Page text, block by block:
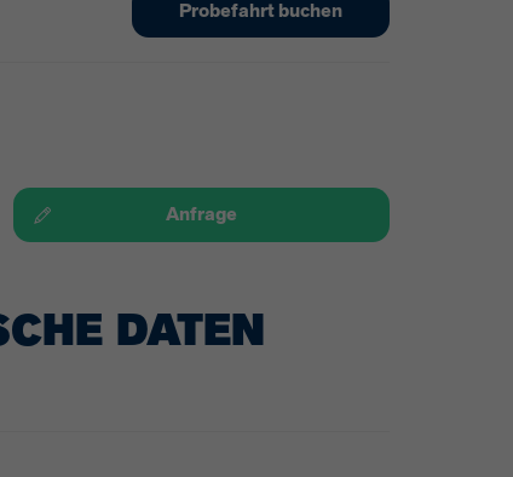
Probefahrt buchen
Anfrage
DATEN